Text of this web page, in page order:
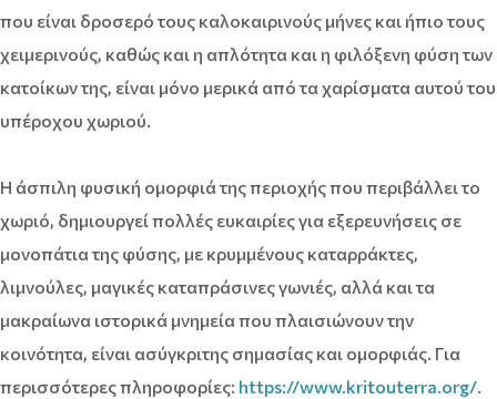
που είναι δροσερό τους καλοκαιρινούς μήνες και ήπιο τους
χειμερινούς, καθώς και η απλότητα και η φιλόξενη φύση των
κατοίκων της, είναι μόνο μερικά από τα χαρίσματα αυτού του
υπέροχου χωριού.
Η άσπιλη φυσική ομορφιά της περιοχής που περιβάλλει το
χωριό, δημιουργεί πολλές ευκαιρίες για εξερευνήσεις σε
μονοπάτια της φύσης, με κρυμμένους καταρράκτες,
λιμνούλες, μαγικές καταπράσινες γωνιές, αλλά και τα
μακραίωνα ιστορικά μνημεία που πλαισιώνουν την
κοινότητα, είναι ασύγκριτης σημασίας και ομορφιάς. Για
περισσότερες πληροφορίες: https://www.kritouterra.org/.